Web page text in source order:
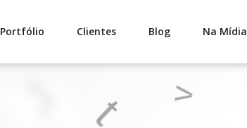
Portfólio Clientes Blog Na Mídia